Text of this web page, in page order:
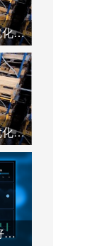
速达软件：进销存管理系统优化仓库工厂效率（2）
速达软件：进销存管理系统优化仓库工厂效率（1）
速达软件：MES系统如何管好工厂每一个环节（上）